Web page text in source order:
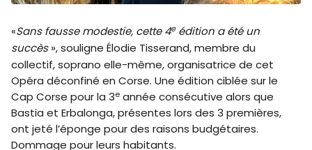
«Sans fausse modestie, cette 4eédition a été un
succès», souligne Élodie Tisserand, membre du
collectif, soprano elle-même, organisatrice de cet
Opéra déconfiné en Corse. Une édition ciblée sur le
Cap Corse pour la 3e année consécutive alors que
Bastia et Erbalonga, présentes lors des 3 premières,
ont jeté l’éponge pour des raisons budgétaires.
Dommage pour leurs habitants.